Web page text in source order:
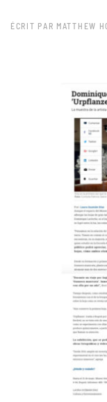
ÉCRIT PAR MATTHEW